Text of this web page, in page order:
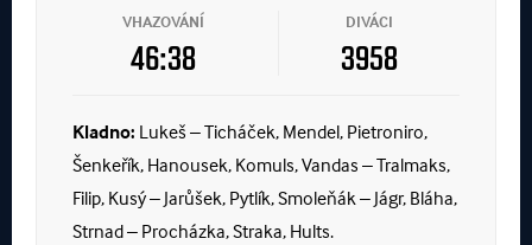
VHAZOVÁNÍ
46:38
DIVÁCI
3958
Kladno: Lukeš – Ticháček, Mendel, Pietroniro,
Šenkeřík, Hanousek, Komuls, Vandas – Tralmaks,
Filip, Kusý – Jarůšek, Pytlík, Smoleňák – Jágr, Bláha,
Strnad – Procházka, Straka, Hults.